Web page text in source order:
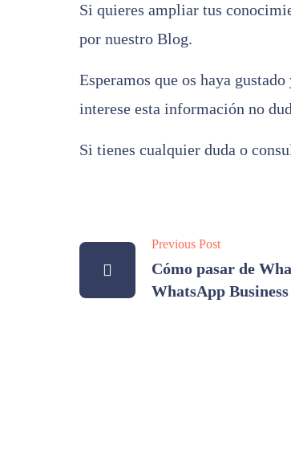
Si quieres ampliar tus
por nuestro Blog.
Esperamos que os haya
interese esta información no
Si tienes cualquier duda o
Previous Post
Cómo pasar de
WhatsApp Business